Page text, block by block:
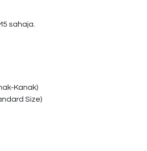
sahaja.
Kanak)
Size)